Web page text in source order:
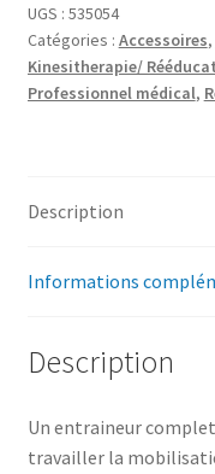
UGS : 535054
Catégories : Accessoires,
Kinesitherapie/
Professionnel médical,
Description
Informations
Description
Un entraineur
travailler la